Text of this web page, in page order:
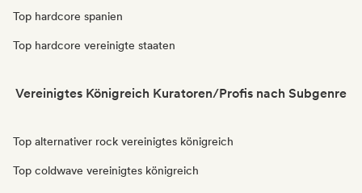
Top hardcore spanien
Top hardcore vereinigte staaten
Vereinigtes Königreich Kuratoren/Profis nach Subgenre
Top alternativer rock vereinigtes königreich
Top coldwave vereinigtes königreich